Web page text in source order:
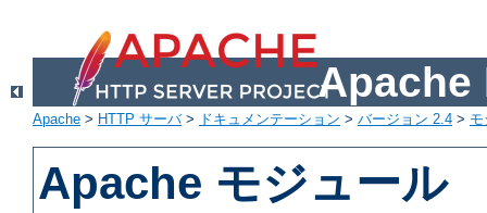
Apache
Apache > HTTP サーバ> ドキュメンテーション > バージョン 2.4 >
Apache モジュール